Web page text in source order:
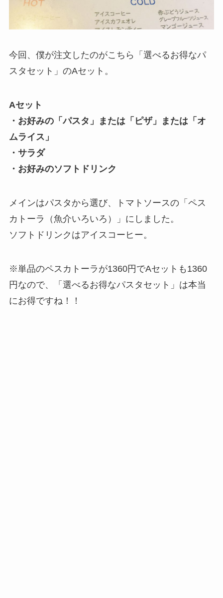
今回、僕が注文したのがこちら
「選べるお得なパ
スタセット」のAセット。
Aセット
・お好みの「パスタ」または「ピザ」または「オ
ムライス」
・サラダ
・お好みのソフトドリンク
メインはパスタから選び、トマトソースの「ペス
カトーラ（魚介いろいろ）」にしました。
ソフトドリンクはアイスコーヒー。
※単品のペスカトーラが1360円でAセットも1360
円なので、「選べるお得なパスタセット」は本当
にお得ですね！！